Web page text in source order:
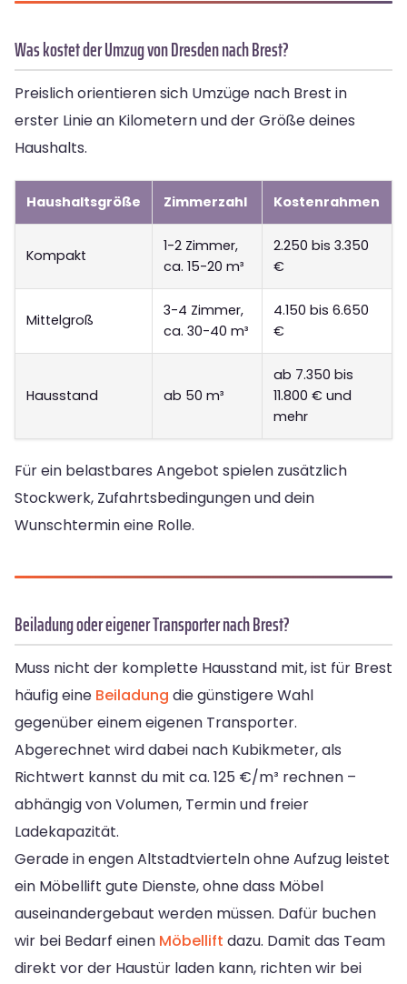
Was kostet der Umzug von Dresden nach Brest?
Preislich orientieren sich Umzüge nach Brest in
erster Linie an Kilometern und der Größe deines
Haushalts.
Haushaltsgröße Zimmerzahl Kostenrahmen
Kompakt
1-2 Zimmer,
ca. 15-20 m³
2.250 bis 3.350
€
Mittelgroß
3-4 Zimmer,
ca. 30-40 m³
4.150 bis 6.650
€
Hausstand ab 50 m³
ab 7.350 bis
11.800 € und
mehr
Für ein belastbares Angebot spielen zusätzlich
Stockwerk, Zufahrtsbedingungen und dein
Wunschtermin eine Rolle.
Beiladung oder eigener Transporter nach Brest?
Muss nicht der komplette Hausstand mit, ist für Brest
häufig eine Beiladung die günstigere Wahl
gegenüber einem eigenen Transporter.
Abgerechnet wird dabei nach Kubikmeter, als
Richtwert kannst du mit ca. 125 €/m³ rechnen –
abhängig von Volumen, Termin und freier
Ladekapazität.
Gerade in engen Altstadtvierteln ohne Aufzug leistet
ein Möbellift gute Dienste, ohne dass Möbel
auseinandergebaut werden müssen. Dafür buchen
wir bei Bedarf einen Möbellift dazu. Damit das Team
direkt vor der Haustür laden kann, richten wir bei